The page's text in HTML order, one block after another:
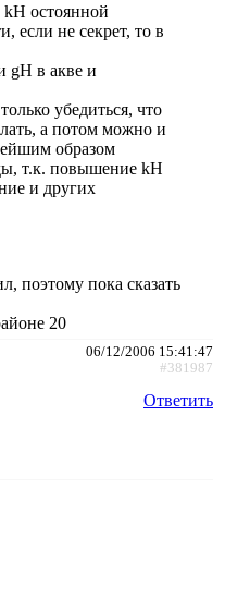
остоянной
если не секрет, то в
gH в акве и
убедиться, что
а потом можно и
образом
т.к. повышение kH
и других
поэтому пока сказать
20
06/12/2006 15:41:47
#381987
Ответить